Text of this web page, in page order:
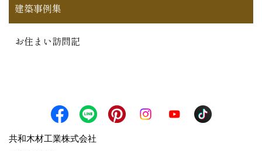
建築事例集
お住まい訪問記
共和木材工業株式会社